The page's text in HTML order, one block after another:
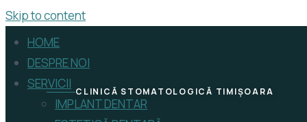
Skip to content
HOME
DESPRE NOI
SERVICII
IMPLANT DENTAR
CLINICĂ STOMATOLOGICĂ TIMIȘOARA